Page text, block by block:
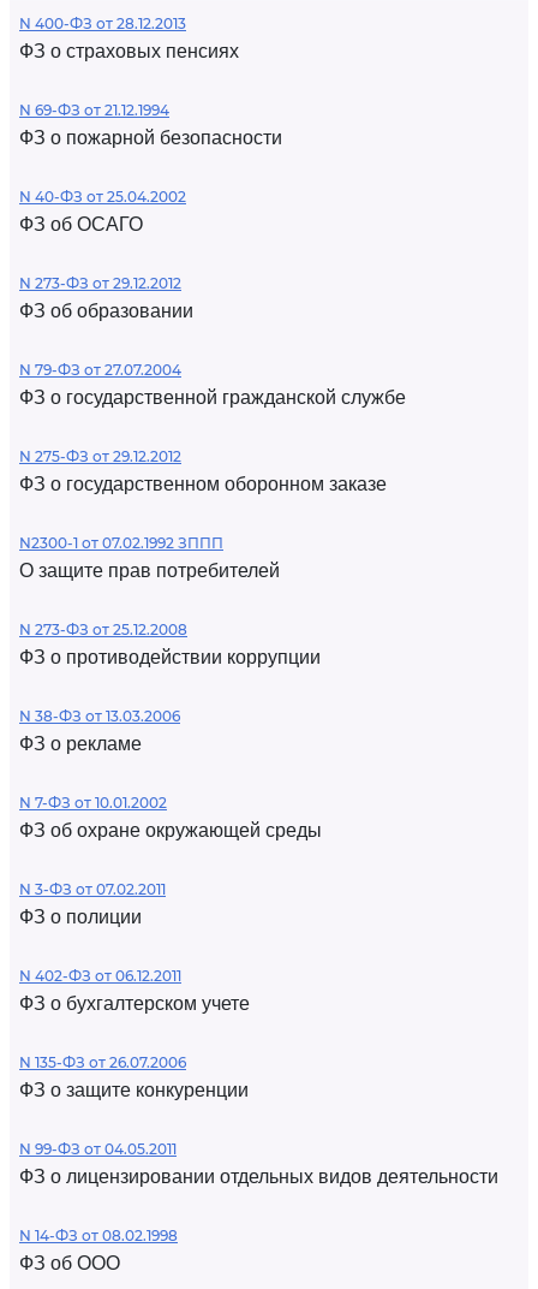
N 400-ФЗ от 28.12.2013
ФЗ о страховых пенсиях
N 69-ФЗ от 21.12.1994
ФЗ о пожарной безопасности
N 40-ФЗ от 25.04.2002
ФЗ об ОСАГО
N 273-ФЗ от 29.12.2012
ФЗ об образовании
N 79-ФЗ от 27.07.2004
ФЗ о государственной гражданской службе
N 275-ФЗ от 29.12.2012
ФЗ о государственном оборонном заказе
N2300-1 от 07.02.1992 ЗППП
О защите прав потребителей
N 273-ФЗ от 25.12.2008
ФЗ о противодействии коррупции
N 38-ФЗ от 13.03.2006
ФЗ о рекламе
N 7-ФЗ от 10.01.2002
ФЗ об охране окружающей среды
N 3-ФЗ от 07.02.2011
ФЗ о полиции
N 402-ФЗ от 06.12.2011
ФЗ о бухгалтерском учете
N 135-ФЗ от 26.07.2006
ФЗ о защите конкуренции
N 99-ФЗ от 04.05.2011
ФЗ о лицензировании отдельных видов деятельности
N 14-ФЗ от 08.02.1998
ФЗ об ООО